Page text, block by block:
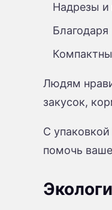
Надрезы и
Людям
закусок,
С
помочь